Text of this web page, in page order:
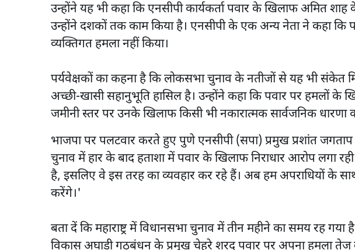
उन्होंने यह भी कहा कि एनसीपी कार्यकर्ता पवार के खिलाफ अमित
उन्होंने दशकों तक काम किया है। एनसीपी के एक अन्य नेता ने कहा कि
व्यक्तिगत हमला नहीं किया।
पर्यवेक्षकों का कहना है कि लोकसभा चुनाव के नतीजों से यह भी संकेत
अच्छी-खासी सहानुभूति हासिल है। उन्होंने कहा कि पवार पर हमलों के
जमीनी स्तर पर उनके खिलाफ किसी भी नकारात्मक सार्वजनिक
भाजपा पर पलटवार करते हुए पुणे एनसीपी (सपा) प्रमुख प्रशांत
चुनाव में हार के बाद हताशा में पवार के खिलाफ निराधार आरोप लगा
है, इसलिए वे इस तरह का व्यवहार कर रहे हैं। अब हम अपराधियों के
करेंगे।'
बता दें कि महाराष्ट्र में विधानसभा चुनाव में तीन महीने का समय रह गया
विकास अघाड़ी गठबंधन के प्रमुख चेहरे शरद पवार पर अपना हमला तेज